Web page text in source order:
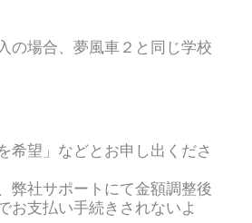
の場合、夢風車２と同じ学校
希望」などとお申し出くださ
弊社サポートにて金額調整後
お支払い手続きされないよ